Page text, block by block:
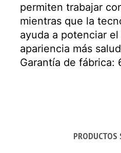
permiten trabajar
mientras que la
ayuda a potenciar
apariencia más
Garantía de fábrica:
PRODUCTOS